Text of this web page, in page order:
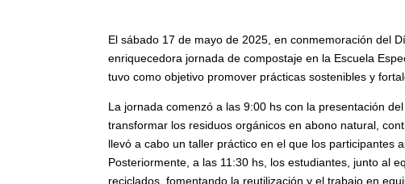
El sábado 17 de mayo de 2025, en conmemoración del
enriquecedora jornada de compostaje en la Escuela
tuvo como objetivo promover prácticas sostenibles y
La jornada comenzó a las 9:00 hs con la presentación
transformar los residuos orgánicos en abono natural,
llevó a cabo un taller práctico en el que los participantes
Posteriormente, a las 11:30 hs, los estudiantes, junto al
reciclados, fomentando la reutilización y el trabajo en